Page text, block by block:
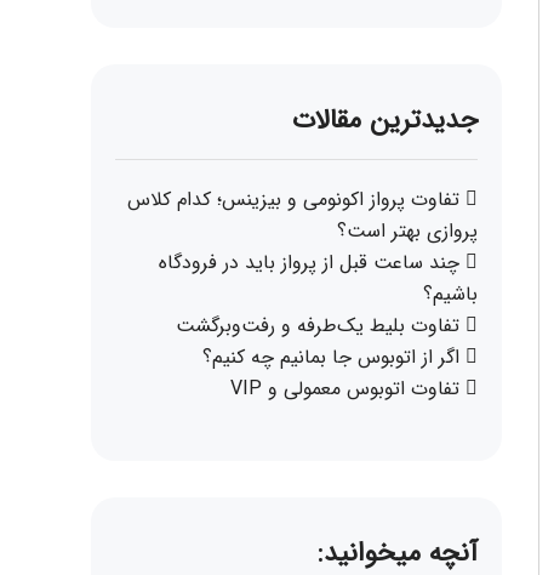
جدیدترین مقالات
تفاوت پرواز اکونومی و بیزینس؛ کدام کلاس
پروازی بهتر است؟
چند ساعت قبل از پرواز باید در فرودگاه
باشیم؟
تفاوت بلیط یک‌طرفه و رفت‌وبرگشت
اگر از اتوبوس جا بمانیم چه کنیم؟
تفاوت اتوبوس معمولی و VIP
آنچه میخوانید: